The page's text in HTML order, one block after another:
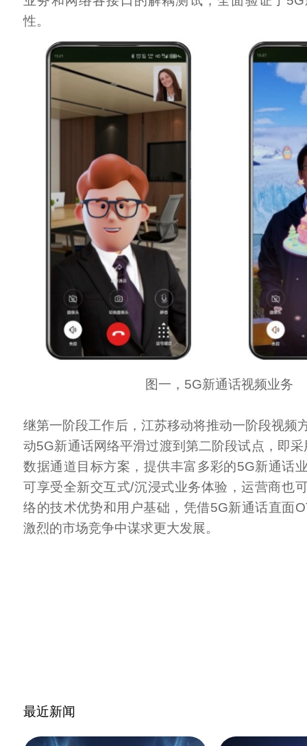
性。
图一，5G新通话视频业务
继第一阶段工作后，江苏移动将推动一阶段视频
动5G新通话网络平滑过渡到第二阶段试点，即
数据通道目标方案，提供丰富多彩的5G新通话
可享受全新交互式/沉浸式业务体验，运营商也
络的技术优势和用户基础，凭借5G新通话直面
激烈的市场竞争中谋求更大发展。
最近新闻